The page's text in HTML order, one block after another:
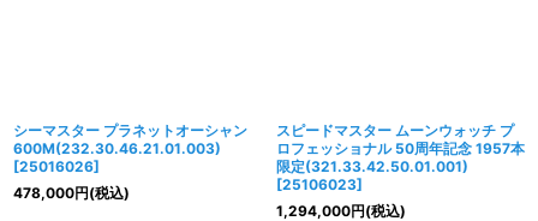
シーマスター プラネットオーシャン
600M(232.30.46.21.01.003)
[25016026]
478,000円(税込)
スピードマスター ムーンウォッチ プ
ロフェッショナル 50周年記念 1957本
限定(321.33.42.50.01.001)
[25106023]
1,294,000円(税込)